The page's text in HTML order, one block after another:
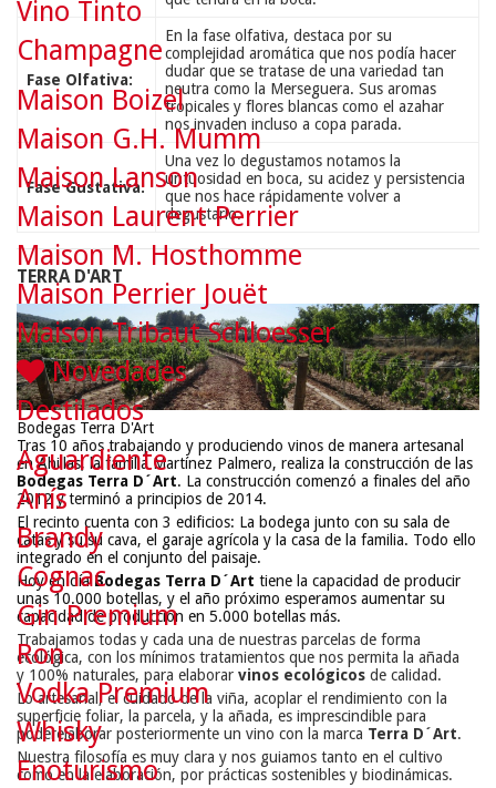
Fase Olfativa:
En la fase olfativa, destaca por su
complejidad aromática que nos podía hacer
dudar que se tratase de una variedad tan
neutra como la Merseguera. Sus aromas
tropicales y flores blancas como el azahar
nos invaden incluso a copa parada.
Fase Gustativa:
Una vez lo degustamos notamos la
untuosidad en boca, su acidez y persistencia
que nos hace rápidamente volver a
degustarlo.
TERRA D'ART
Bodegas Terra D'Art
Tras 10 años trabajando y produciendo vinos de manera artesanal
en Ahillas, la familia Martínez Palmero, realiza la construcción de las
Bodegas Terra D´Art. La construcción comenzó a finales del año
2012 y terminó a principios de 2014.
El recinto cuenta con 3 edificios: La bodega junto con su sala de
catas y su su cava, el garaje agrícola y la casa de la familia. Todo ello
integrado en el conjunto del paisaje.
Hoy en día Bodegas Terra D´Art tiene la capacidad de producir
unas 10.000 botellas, y el año próximo esperamos aumentar su
capacidad de producción en 5.000 botellas más.
Trabajamos todas y cada una de nuestras parcelas de forma
ecológica, con los mínimos tratamientos que nos permita la añada
y 100% naturales, para elaborar vinos ecológicos de calidad.
Lo artesanal, el cuidado de la viña, acoplar el rendimiento con la
superficie foliar, la parcela, y la añada, es imprescindible para
poderelaborar posteriormente un vino con la marca Terra D´Art.
Nuestra filosofía es muy clara y nos guiamos tanto en el cultivo
como en la elaboración, por prácticas sostenibles y biodinámicas.
Vino Tinto
Champagne
Maison Boizel
Maison G.H. Mumm
Maison Lanson
Maison Laurent Perrier
Maison M. Hosthomme
Maison Perrier Jouët
Maison Tribaut Schloesser
Novedades
Destilados
Aguardiente
Anís
Brandy
Cognac
Gin Premium
Ron
Vodka Premium
Whisky
Enoturismo